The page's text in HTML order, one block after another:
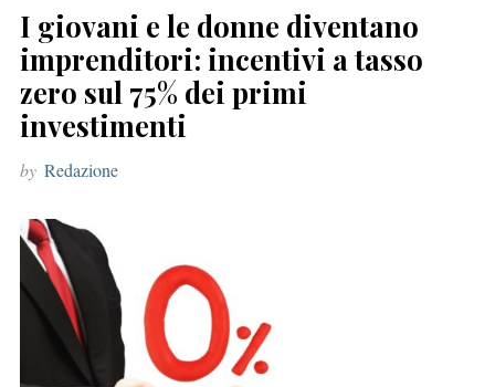
c
h
f
o
r
:
I giovani e le donne diventano
imprenditori: incentivi a tasso
zero sul 75% dei primi
investimenti
by Redazione